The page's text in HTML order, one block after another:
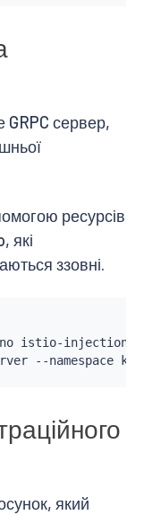
GRPC сервер,
ресурсів
які
ззовні.
istio-injection
який